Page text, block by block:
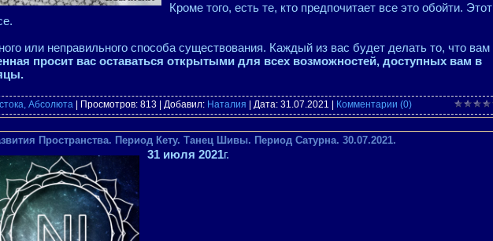
Кроме того, есть те, кто предпочитает все это обойти. Этот
или неправильного способа существования. Каждый из вас будет делать то, что вам
просит вас оставаться открытыми для всех возможностей, доступных вам в
Абсолюта | Просмотров: 813 | Добавил: Наталия | Дата: 31.07.2021 Комментарии (0)
Пространства. Период Кету. Танец Шивы. Период Сатурна. 30.07.2021.
31 июля 2021г.